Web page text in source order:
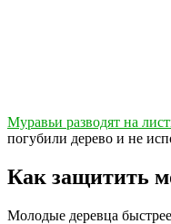
Муравьи разводят на
погубили дерево и не
Как защитить
Молодые деревца